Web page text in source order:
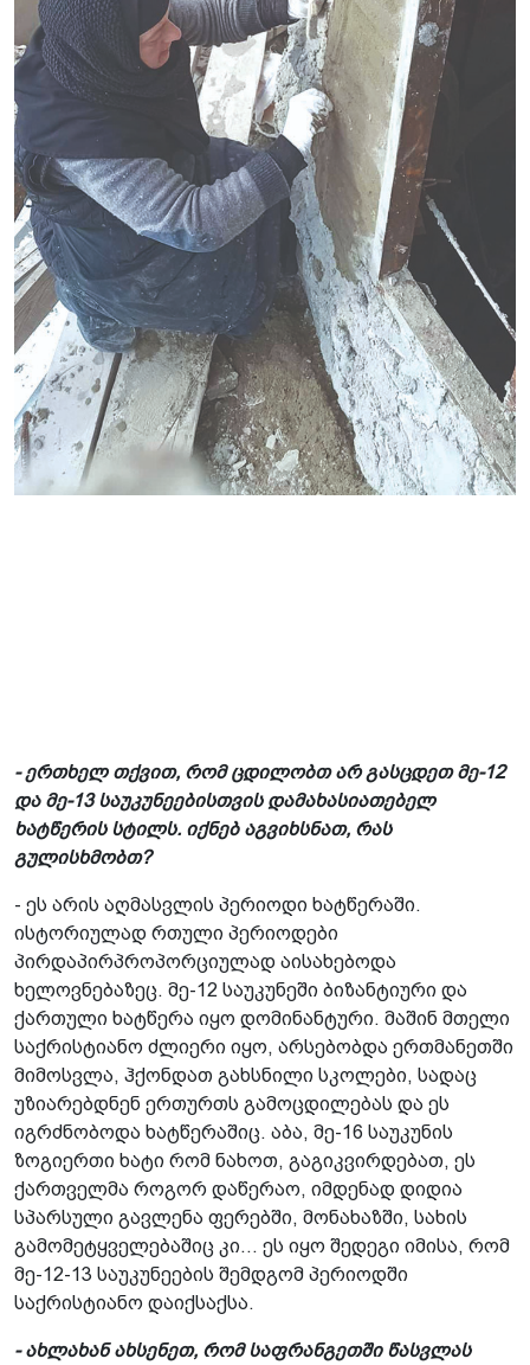
- ერთხელ თქვით, რომ ცდილობთ არ გასცდეთ მე-12
და მე-13 საუკუნეებისთვის­ დამახასიათებელ
ხატწერის სტილს. იქნებ აგვიხსნათ, რას
გულისხმობთ?
- ეს არის აღმასვლის პერიოდი ხატწერაში.
ისტორიულად რთული პერიოდები
პირდაპირპროპორციულად აისახებოდა
ხელოვნებაზეც. მე-12 საუკუნეში ბიზანტიური და
ქართული ხატწერა იყო დომინანტური. მაშინ მთელი
საქრისტიანო ძლიერი იყო, არსებობდა ერთმანეთში
მიმოსვლა, ჰქონდათ გახსნილი სკოლები, სადაც
უზიარებდნენ ერთურთს გამოცდილებას და ეს
იგრძნობოდა ხატწერაშიც. აბა, მე-16 საუკუნის
ზოგიერთი ხატი რომ ნახოთ, გაგიკვირდებათ, ეს
ქართველმა როგორ დაწერაო, იმდენად დიდია
სპარსული გავლენა ფერებში, მონახაზში, სახის
გამომეტყველებაშიც კი... ეს იყო შედეგი იმისა, რომ
მე-12-13 საუკუნეების შემდგომ პერიოდში
საქრისტიანო დაიქსაქსა.
- ახლახან ახსენეთ, რომ საფრანგეთში­ წასვლას